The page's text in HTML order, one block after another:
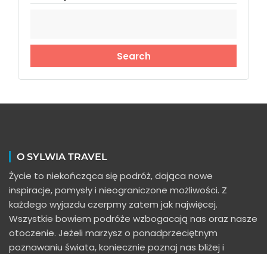
O SYLWIA TRAVEL
Życie to niekończąca się podróż, dająca nowe
inspiracje, pomysły i nieograniczone możliwości. Z
każdego wyjazdu czerpmy zatem jak najwięcej.
Wszystkie bowiem podróże wzbogacają nas oraz nasze
otoczenie. Jeżeli marzysz o ponadprzeciętnym
poznawaniu świata, koniecznie poznaj nas bliżej i